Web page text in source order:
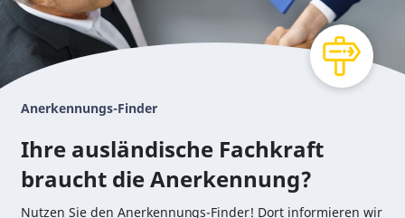
Anerkennungs-Finder
Ihre ausländische Fachkraft
braucht die Anerkennung?
Nutzen Sie den Anerkennungs-Finder! Dort informieren wir